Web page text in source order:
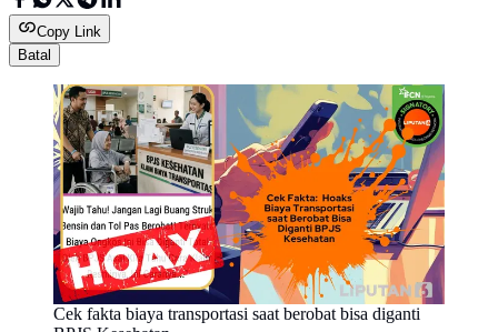
Copy Link
Batal
Cek fakta biaya transportasi saat berobat bisa diganti